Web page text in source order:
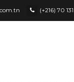
(+216) 70